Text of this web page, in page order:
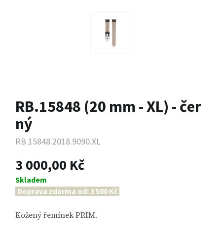
RB.15848 (20 mm - XL) - čer
ný
RB.15848.2018.9090.XL
3 000,00 Kč
Skladem
Doprava zdarma od: 3 500 Kč
Kožený řemínek PRIM.